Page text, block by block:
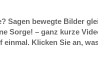
Sagen bewegte Bilder
Sorge! – ganz kurze
einmal. Klicken Sie an,